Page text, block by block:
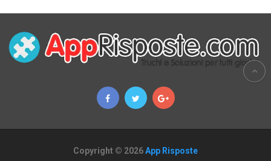
Copyright © 2026App Risposte